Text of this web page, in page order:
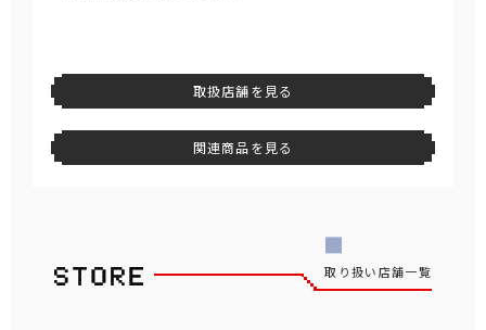
取扱店舗を見る
関連商品を見る
取り扱い店舗一覧